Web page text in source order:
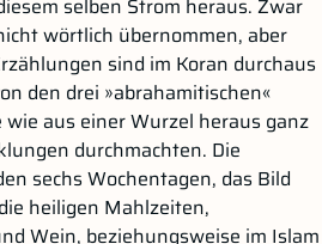
selben Strom heraus. Zwar
wörtlich übernommen, aber
sind im Koran durchaus
den drei »abrahamitischen«
wie aus einer Wurzel heraus ganz
durchmachten. Die
sechs Wochentagen, das Bild
heiligen Mahlzeiten,
Wein, beziehungsweise im Islam